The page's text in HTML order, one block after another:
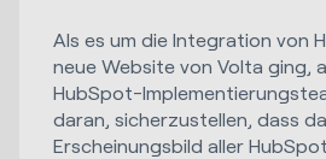
Als es um die Integration von
neue Website von Volta ging,
HubSpot-
daran, sicherzustellen, dass
Erscheinungsbild aller